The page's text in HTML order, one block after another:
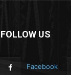
FOLLOW US
Facebook